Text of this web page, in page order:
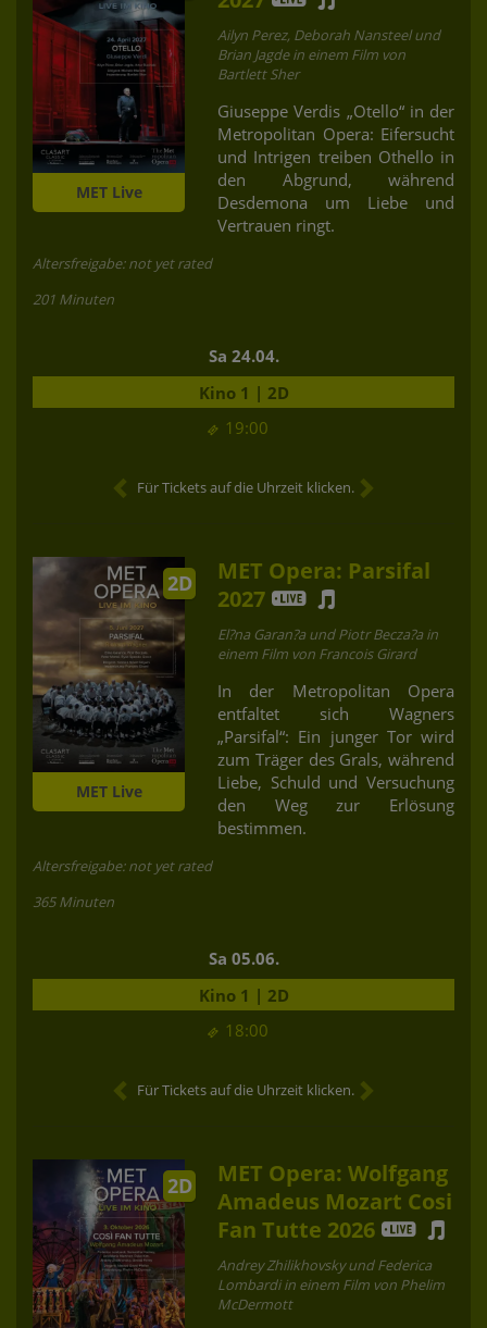
MET Live
Ailyn Perez, Deborah Nansteel und
Brian Jagde in einem Film von
Bartlett Sher
Giuseppe Verdis „Otello“ in der
Metropolitan Opera: Eifersucht
und Intrigen treiben Othello in
den Abgrund, während
Desdemona um Liebe und
Vertrauen ringt.
Altersfreigabe: not yet rated
201 Minuten
Sa 24.04.
19:00
Kino 1 | 2D
Für Tickets auf die Uhrzeit klicken.
2D
MET Live
MET Opera: Parsifal
2027
El?na Garan?a und Piotr Becza?a in
einem Film von Francois Girard
In der Metropolitan Opera
entfaltet sich Wagners
„Parsifal“: Ein junger Tor wird
zum Träger des Grals, während
Liebe, Schuld und Versuchung
den Weg zur Erlösung
bestimmen.
Altersfreigabe: not yet rated
365 Minuten
Sa 05.06.
18:00
Kino 1 | 2D
Für Tickets auf die Uhrzeit klicken.
2D
MET Opera: Wolfgang
Amadeus Mozart Cosi
Fan Tutte 2026
Andrey Zhilikhovsky und Federica
Lombardi in einem Film von Phelim
McDermott